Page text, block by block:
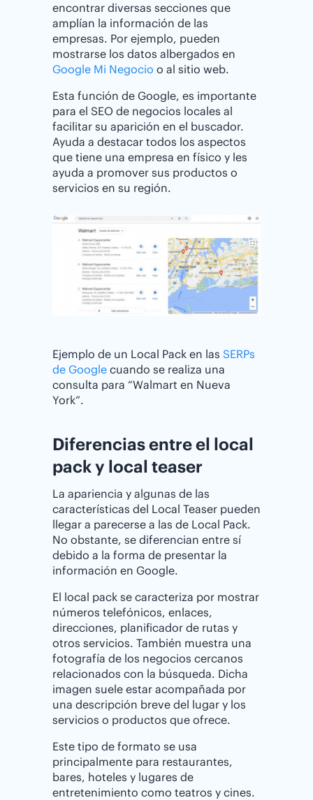
encontrar diversas secciones que
amplían la información de las
empresas. Por ejemplo, pueden
mostrarse los datos albergados en
Google Mi Negocio o al sitio web.
Esta función de Google, es importante
para el SEO de negocios locales al
facilitar su aparición en el buscador.
Ayuda a destacar todos los aspectos
que tiene una empresa en físico y les
ayuda a promover sus productos o
servicios en su región.
Ejemplo de un Local Pack en las SERPs
de Google cuando se realiza una
consulta para “Walmart en Nueva
York”.
Diferencias entre el local
pack y local teaser
La apariencia y algunas de las
características del Local Teaser pueden
llegar a parecerse a las de Local Pack.
No obstante, se diferencian entre sí
debido a la forma de presentar la
información en Google.
El local pack se caracteriza por mostrar
números telefónicos, enlaces,
direcciones, planificador de rutas y
otros servicios. También muestra una
fotografía de los negocios cercanos
relacionados con la búsqueda. Dicha
imagen suele estar acompañada por
una descripción breve del lugar y los
servicios o productos que ofrece.
Este tipo de formato se usa
principalmente para restaurantes,
bares, hoteles y lugares de
entretenimiento como teatros y cines.